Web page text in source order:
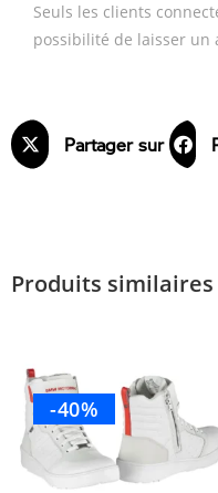
Seuls les clients
possibilité de laisser un
Partager sur X
Produits similaires
-40%